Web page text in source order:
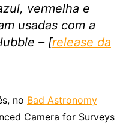
vermelha e
usadas com a
– [release da
no Bad Astronomy
Camera for Surveys